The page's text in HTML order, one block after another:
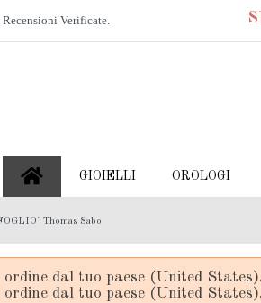
GIOIELLI OROLOGI
Thomas Sabo
dal tuo paese (United States).
dal tuo paese (United States).